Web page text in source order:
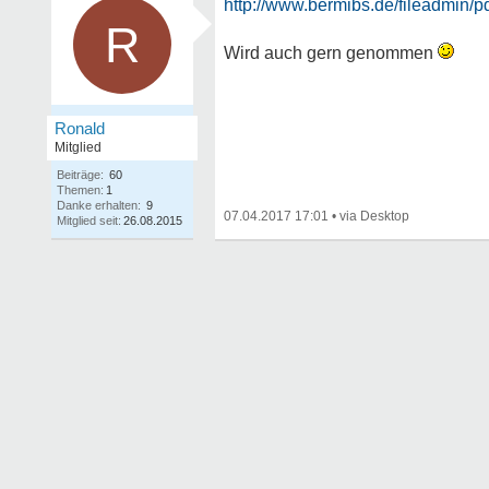
R
Ronald
Mitglied
Beiträge: 60
Themen: 1
Danke erhalten: 9
Mitglied seit: 26.08.2015
http://www.bermibs.de/fileadmin/
Wird auch gern genommen
07.04.2017 17:01 •